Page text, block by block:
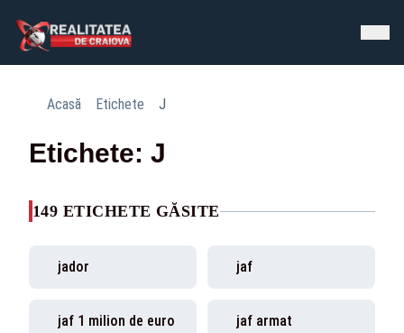
Acasă Etichete J
Etichete: J
149 ETICHETE GĂSITE
jador jaf
jaf 1 milion de euro jaf armat